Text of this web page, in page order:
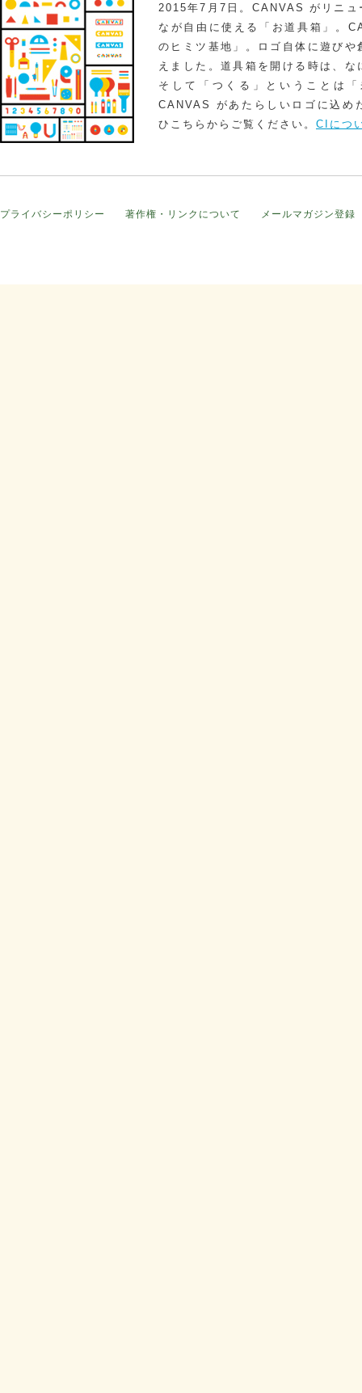
2015年7月7日。CANVAS がリニュ
なが自由に使える「お道具箱」。
のヒミツ基地」。ロゴ自体に遊び
えました。道具箱を開ける時は、
そして「つくる」ということは
CANVAS があたらしいロゴに込め
ひこちらからご覧ください。 CIにつ
プライバシーポリシー 著作権・リンクについて メールマガジン登録